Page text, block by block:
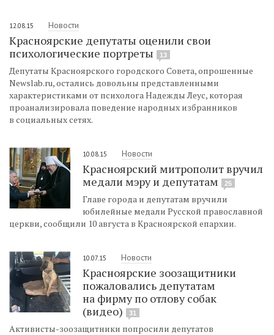
12.08.15 Новости
Красноярские депутаты оценили свои
психологические портреты
13
Депутаты Красноярского городского Совета, опрошенные
Newslab.ru, остались довольны представленными
характеристиками от психолога Надежды Леус, которая
проанализировала поведение народных избранников
в социальных сетях.
10.08.15 Новости
Красноярский митрополит вручил
медали мэру и депутатам
25
Главе города и депутатам вручили
юбилейные медали Русской православной
церкви, сообщили 10 августа в Красноярской епархии.
10.07.15 Новости
Красноярские зоозащитники
пожаловались депутатам
на фирму по отлову собак
(видео)
31
Активисты-зоозащитники попросили депутатов